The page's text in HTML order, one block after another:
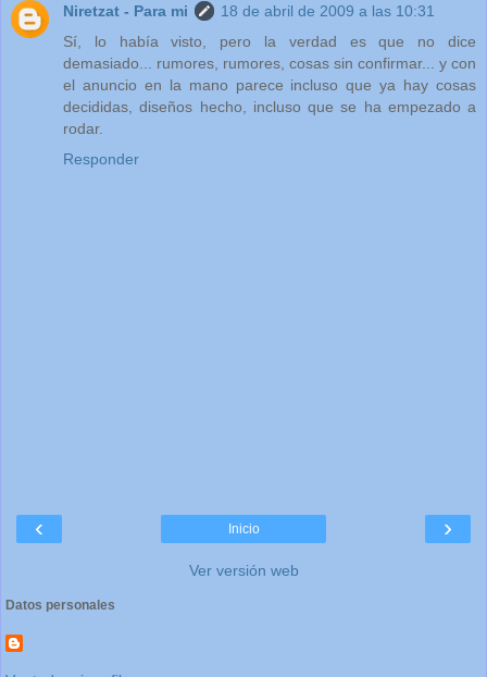
Niretzat - Para mi
18 de abril de 2009 a las 10:31
Sí, lo había visto, pero la verdad es que no dice
demasiado... rumores, rumores, cosas sin confirmar... y con
el anuncio en la mano parece incluso que ya hay cosas
decididas, diseños hecho, incluso que se ha empezado a
rodar.
Responder
‹ ›
Inicio
Ver versión web
Datos personales